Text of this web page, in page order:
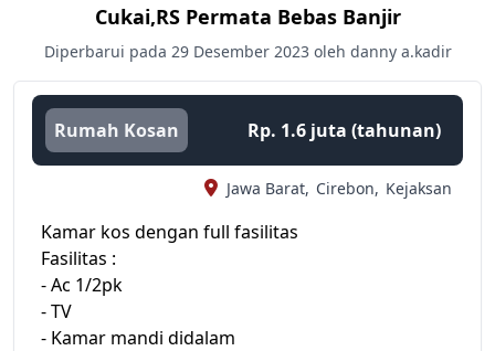
Cukai,RS Permata Bebas Banjir
Diperbarui pada 29 Desember 2023 oleh danny a.kadir
Rumah Kosan Rp. 1.6 juta (tahunan)
Jawa Barat, Cirebon, Kejaksan
Kamar kos dengan full fasilitas
Fasilitas :
- Ac 1/2pk
- TV
- Kamar mandi didalam